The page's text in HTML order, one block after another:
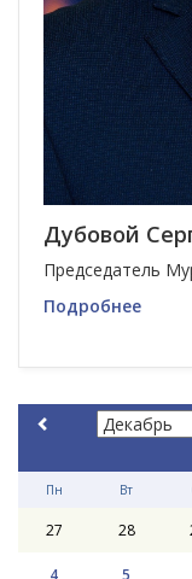
Дубовой
Председатель
Подробнее
Пн Вт
27 28